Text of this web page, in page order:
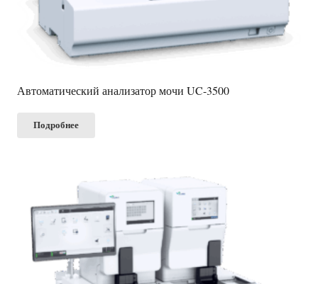
Автоматический анализатор мочи UC-3500
Подробнее